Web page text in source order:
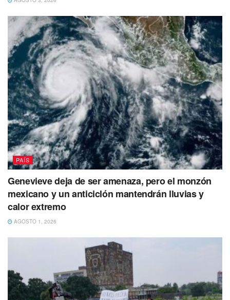
asiática.
Si bien México trafica estas sustancias a la Unión
Americana, ningún estado fronterizo encabeza las muertes
de sobredosis en la Unión Americana, de acuerdo con
cifras de los Centros de Control y Prevención de
Enfermedades (CDC, por sus siglas en inglés).
El primer rango lo ocupa el estado de Virginia Occidental,
con una tasa de 66.6 muertes por cada 100 mil habitantes.
Le sigue Delaware, con 42 muertes por cada 100 mil
habitantes, y Tennessee, con 40.6 decesos.
De los cuatro estados fronterizos, Nuevo México es el que
presenta la cifra más alta, con 28.7 muertes por cada 100
nacional.
De esa misma zona, el estado más bajo es Texas, con 6.3
muertes, uno de los menores en el país.
De acuerdo con los CDC, 110 mil 236 personas murieron
PAÍS
Genevieve deja de ser amenaza, pero el monzón
mexicano y un anticiclón mantendrán lluvias y
calor extremo
AGOSTO 1, 2026